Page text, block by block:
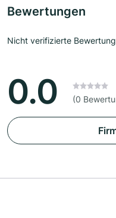
Bewertungen
Nicht verifizierte
0.0 (0